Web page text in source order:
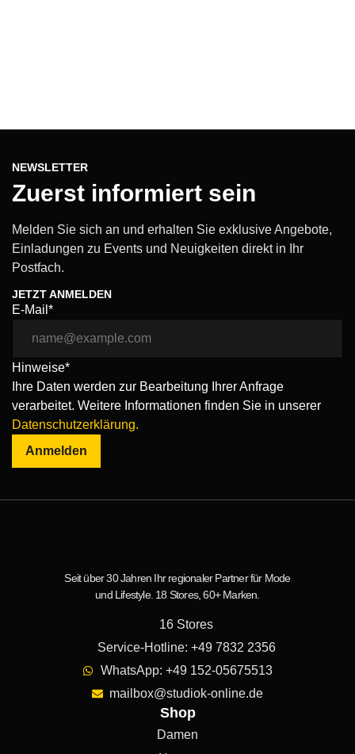
NEWSLETTER
Zuerst informiert sein
Melden Sie sich an und erhalten Sie exklusive Angebote,
Einladungen zu Events und Neuigkeiten direkt in Ihr
Postfach.
JETZT ANMELDEN
E-Mail*
Hinweise*
Ihre Daten werden zur Bearbeitung Ihrer Anfrage
verarbeitet. Weitere Informationen finden Sie in unserer
Datenschutzerklärung.
Anmelden
Seit über 30 Jahren Ihr regionaler Partner für Mode
und Lifestyle. 18 Stores, 60+ Marken.
16 Stores
Service-Hotline: +49 7832 2356
WhatsApp: +49 152-05675513
mailbox@studiok-online.de
Shop
Damen